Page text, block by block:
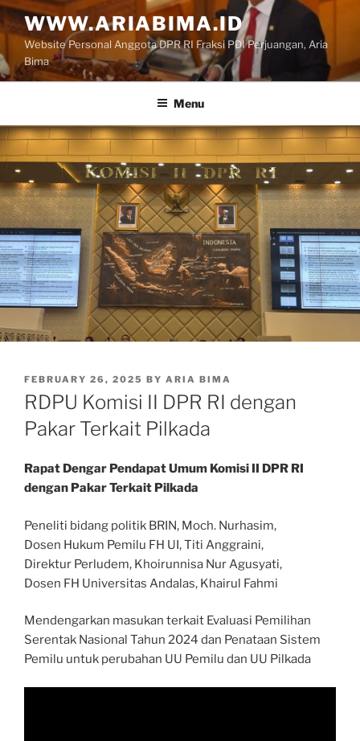
Skip
to
content
WWW.ARIABIMA.ID
Website Personal Anggota DPR RI Fraksi PDI Perjuangan, Aria
Bima
Menu
POSTED
ON
FEBRUARY 26, 2025 BY ARIA BIMA
RDPU Komisi II DPR RI dengan
Pakar Terkait Pilkada
Rapat Dengar Pendapat Umum Komisi II DPR RI
dengan Pakar Terkait Pilkada
Peneliti bidang politik BRIN, Moch. Nurhasim,
Dosen Hukum Pemilu FH UI, Titi Anggraini,
Direktur Perludem, Khoirunnisa Nur Agusyati,
Dosen FH Universitas Andalas, Khairul Fahmi
Mendengarkan masukan terkait Evaluasi Pemilihan
Serentak Nasional Tahun 2024 dan Penataan Sistem
Pemilu untuk perubahan UU Pemilu dan UU Pilkada